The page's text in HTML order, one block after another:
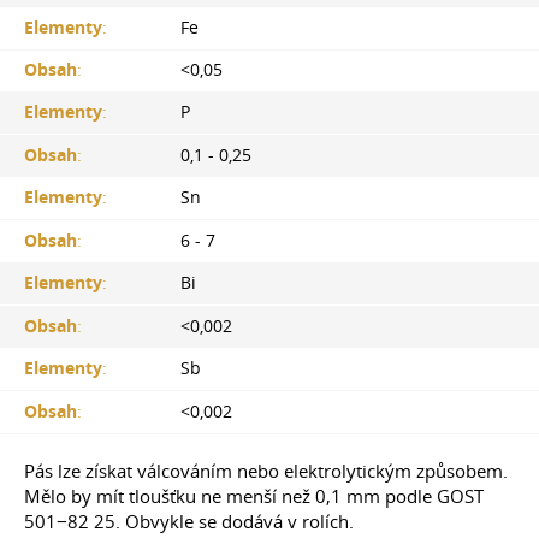
Elementy:
Fe
Obsah:
<0,05
Elementy:
P
Obsah:
0,1 - 0,25
Elementy:
Sn
Obsah:
6 - 7
Elementy:
Bi
Obsah:
<0,002
Elementy:
Sb
Obsah: <0,002
Pás lze získat válcováním nebo elektrolytickým způsobem.
Mělo by mít tloušťku ne menší než 0,1 mm podle GOST
501−82 25. Obvykle se dodává v rolích.